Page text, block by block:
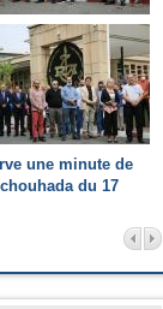
une minute de
du 17